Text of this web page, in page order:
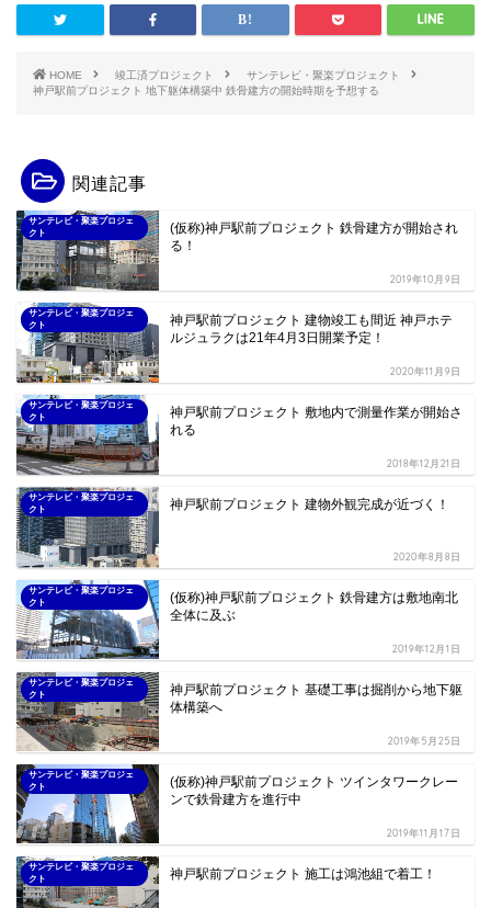
HOME 竣工済プロジェクト
サンテレビ・聚楽プロジェクト
神戸駅前プロジェクト 地下躯体構築中 鉄骨建方の開始時期を予想する
関連記事
サンテレビ・聚楽プロジェ
クト
(仮称)神戸駅前プロジェクト 鉄骨建方が開始され
る！
2019年10月9日
サンテレビ・聚楽プロジェ
クト
神戸駅前プロジェクト 建物竣工も間近 神戸ホテ
ルジュラクは21年4月3日開業予定！
2020年11月9日
サンテレビ・聚楽プロジェ
クト
神戸駅前プロジェクト 敷地内で測量作業が開始さ
れる
2018年12月21日
サンテレビ・聚楽プロジェ
クト
神戸駅前プロジェクト 建物外観完成が近づく！
2020年8月8日
サンテレビ・聚楽プロジェ
クト
(仮称)神戸駅前プロジェクト 鉄骨建方は敷地南北
全体に及ぶ
2019年12月1日
サンテレビ・聚楽プロジェ
クト
神戸駅前プロジェクト 基礎工事は掘削から地下躯
体構築へ
2019年5月25日
サンテレビ・聚楽プロジェ
クト
(仮称)神戸駅前プロジェクト ツインタワークレー
ンで鉄骨建方を進行中
2019年11月17日
サンテレビ・聚楽プロジェ
クト
神戸駅前プロジェクト 施工は鴻池組で着工！